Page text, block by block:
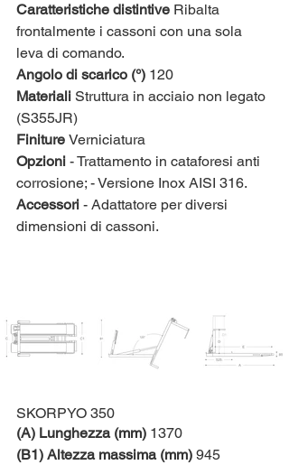
Caratteristiche distintive Ribalta
frontalmente i cassoni con una sola
leva di comando.
Angolo di scarico (°) 120
Materiali Struttura in acciaio non legato
(S355JR)
Finiture Verniciatura
Opzioni - Trattamento in cataforesi anti
corrosione; - Versione Inox AISI 316.
Accessori - Adattatore per diversi
dimensioni di cassoni.
SKORPYO 350
(A) Lunghezza (mm) 1370
(B1) Altezza massima (mm) 945